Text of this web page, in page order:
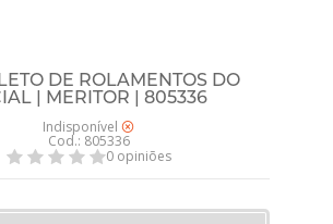
DE ROLAMENTOS DO
| MERITOR | 805336
Indisponível
Cod.: 805336
0 opiniões